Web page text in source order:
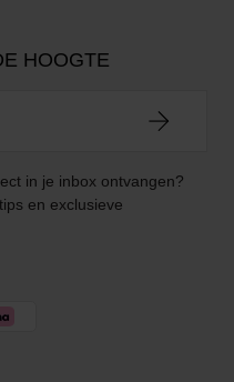
HOOGTE
in je inbox ontvangen?
en exclusieve